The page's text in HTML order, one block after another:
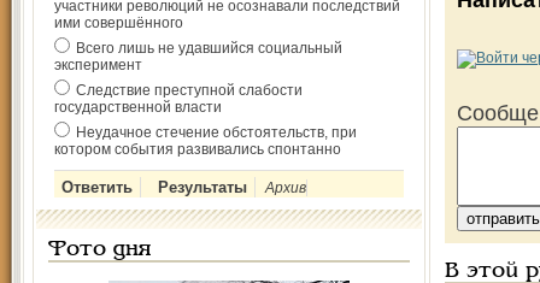
участники революций не осознавали последствий
ими совершённого
Всего лишь не удавшийся социальный
эксперимент
Следствие преступной слабости
государственной власти
Неудачное стечение обстоятельств, при
котором события развивались спонтанно
Архив
Фото дня
В этой